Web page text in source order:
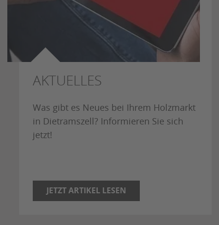
AKTUELLES
Was gibt es Neues bei Ihrem Holzmarkt
in Dietramszell? Informieren Sie sich
jetzt!
JETZT ARTIKEL LESEN